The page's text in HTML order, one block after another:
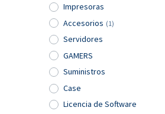
Impresoras
Accesorios (1)
Servidores
GAMERS
Suministros
Case
Licencia de Software